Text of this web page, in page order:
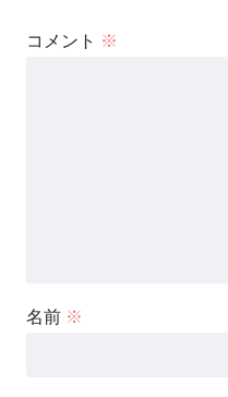
コメント ※
名前 ※